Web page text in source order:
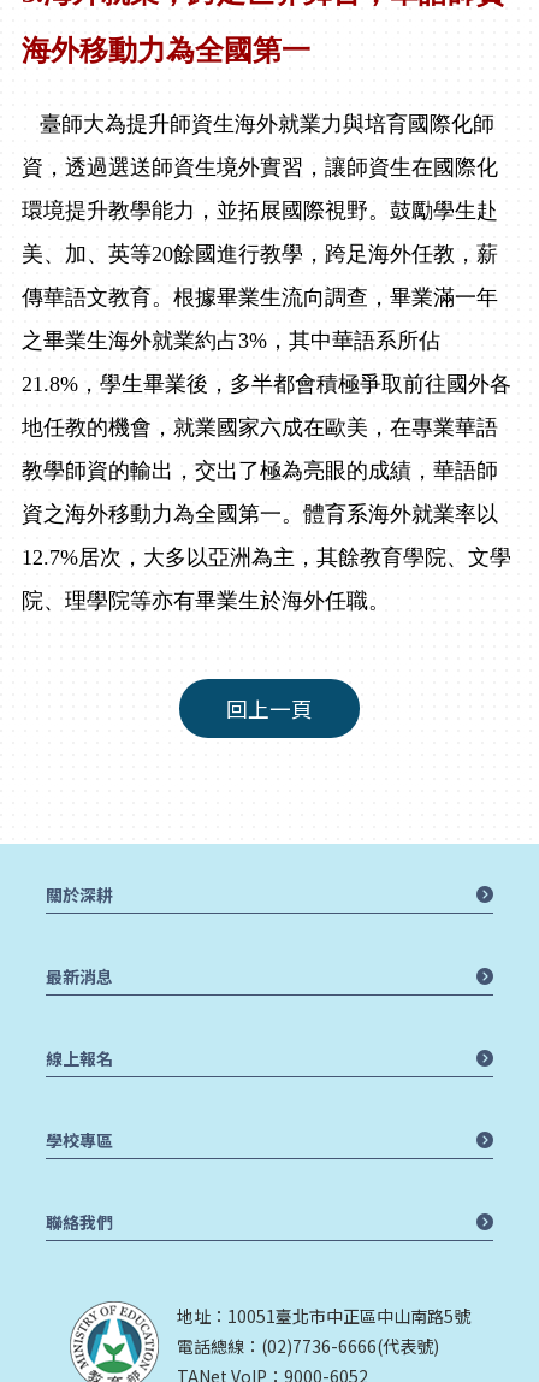
海外移動力為全國第一
臺師大為提升師資生海外就業力與培育國際化師
資，透過選送師資生境外實習，讓師資生在國際化
環境提升教學能力，並拓展國際視野。鼓勵學生赴
美、加、英等20餘國進行教學，跨足海外任教，薪
傳華語文教育。根據畢業生流向調查，畢業滿一年
之畢業生海外就業約占3%，其中華語系所佔
21.8%，學生畢業後，多半都會積極爭取前往國外各
地任教的機會，就業國家六成在歐美，在專業華語
教學師資的輸出，交出了極為亮眼的成績，華語師
資之海外移動力為全國第一。體育系海外就業率以
12.7%居次，大多以亞洲為主，其餘教育學院、文學
院、理學院等亦有畢業生於海外任職。
回上一頁
地址：10051臺北市中正區中山南路5號
電話總線：(02)7736-6666(代表號)
TANet VoIP：9000-6052
關於深耕
最新消息
線上報名
學校專區
聯絡我們